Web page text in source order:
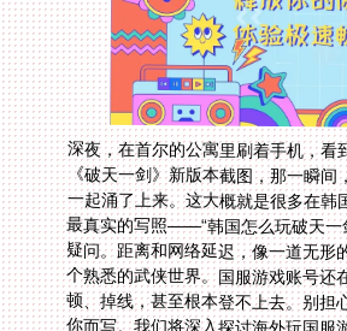
深夜，在首尔的公寓里刷着手机，看
《破天一剑》新版本截图，那一瞬间
一起涌了上来。这大概就是很多在韩
最真实的写照——“韩国怎么玩破天一
疑问。距离和网络延迟，像一道无形
个熟悉的武侠世界。国服游戏账号还
顿、掉线，甚至根本登不上去。别担
你而写。我们将深入探讨海外玩国服
为你指明最可靠的解决方案：一款专
《破天一剑》到《剑灵》，再到《放